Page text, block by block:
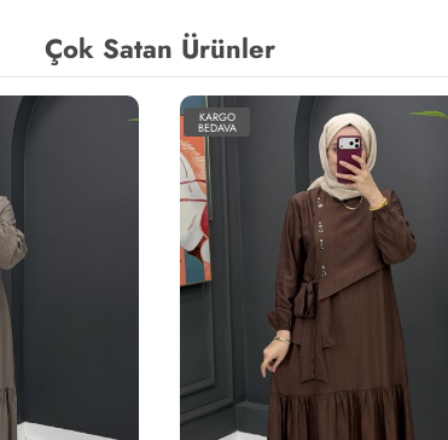
Çok Satan Ürünler
KARGO
BEDAVA